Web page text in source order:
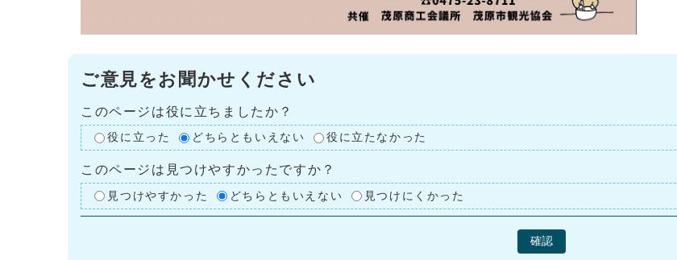
ご意見をお聞かせください
このページは役に立ちましたか？
役に立った どちらともいえない 役に立たなかった
このページは見つけやすかったですか？
見つけやすかった どちらともいえない 見つけにくかった
確認